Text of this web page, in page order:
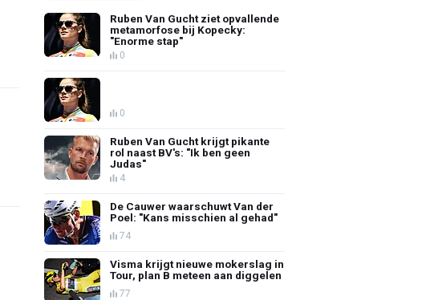
Ruben Van Gucht ziet opvallende
metamorfose bij Kopecky:
"Enorme stap"
0
0
Ruben Van Gucht krijgt pikante
rol naast BV's: "Ik ben geen
Judas"
4
De Cauwer waarschuwt Van der
Poel: "Kans misschien al gehad"
74
Visma krijgt nieuwe mokerslag in
Tour, plan B meteen aan diggelen
77